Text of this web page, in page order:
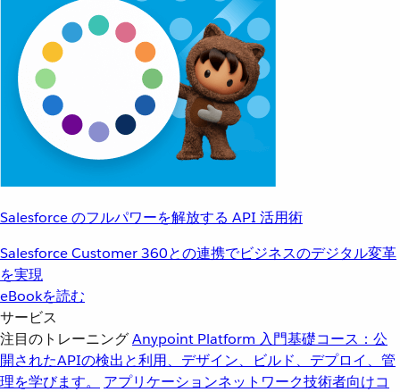
Salesforce のフルパワーを解放する API 活用術
Salesforce Customer 360との連携でビジネスのデジタル変革
を実現
eBookを読む
サービス
注目のトレーニングAnypoint Platform 入門基礎コース：公
開されたAPIの検出と利用、デザイン、ビルド、デプロイ、管
理を学びます。
アプリケーションネットワーク技術者向けコ